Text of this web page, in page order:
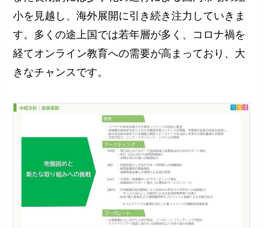
小を見越し、海外展開に引き続き注力していきま
す。多くの途上国では若年層が多く、コロナ禍を
経てオンライン教育への需要が高まっており、大
きなチャンスです。